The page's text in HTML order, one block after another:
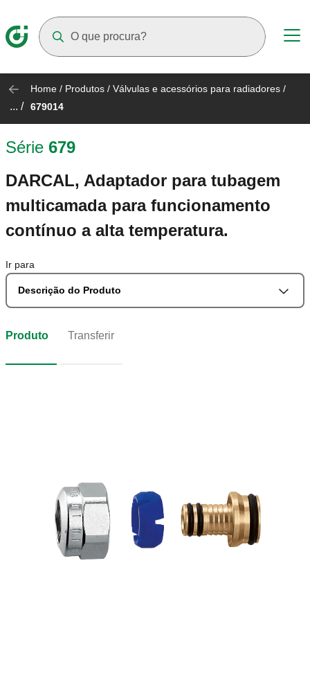
Home / Produtos / Válvulas e acessórios para radiadores /
... / 679014
Série 679
DARCAL, Adaptador para tubagem
multicamada para funcionamento
contínuo a alta temperatura.
Ir para
Descrição do Produto
Produto Transferir